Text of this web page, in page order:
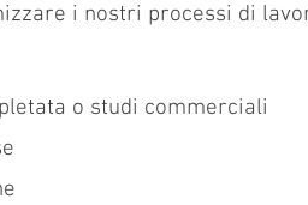
i nostri processi di
o studi commerciali